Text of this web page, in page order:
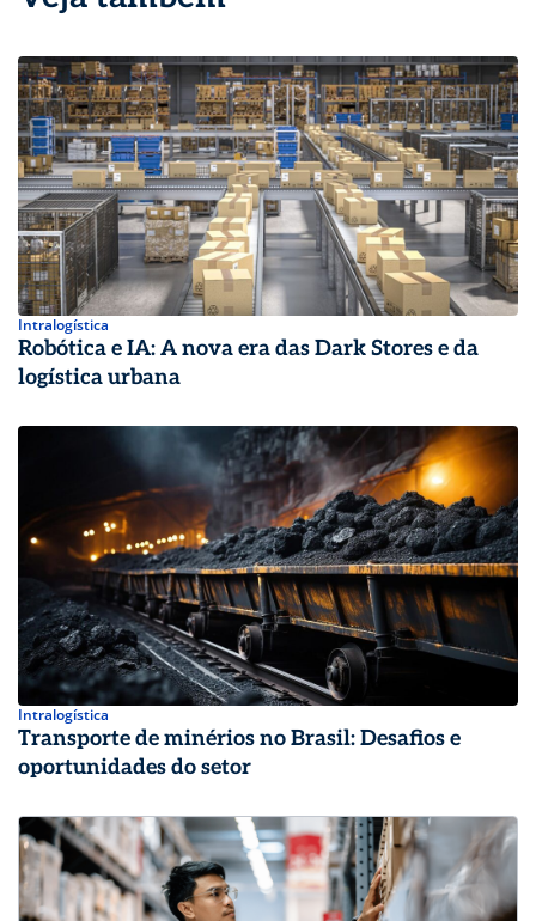
Intralogística
Robótica e IA: A nova era das Dark Stores e da
logística urbana
Intralogística
Transporte de minérios no Brasil: Desafios e
oportunidades do setor